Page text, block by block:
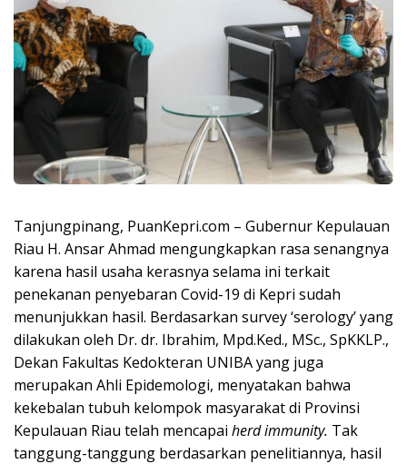
Tanjungpinang, PuanKepri.com – Gubernur Kepulauan
Riau H. Ansar Ahmad mengungkapkan rasa senangnya
karena hasil usaha kerasnya selama ini terkait
penekanan penyebaran Covid-19 di Kepri sudah
menunjukkan hasil. Berdasarkan survey ‘serology’ yang
dilakukan oleh Dr. dr. Ibrahim, Mpd.Ked., MSc., SpKKLP.,
Dekan Fakultas Kedokteran UNIBA yang juga
merupakan Ahli Epidemologi, menyatakan bahwa
kekebalan tubuh kelompok masyarakat di Provinsi
Kepulauan Riau telah mencapai herd immunity. Tak
tanggung-tanggung berdasarkan penelitiannya, hasil